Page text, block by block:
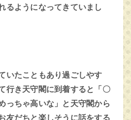
るようになってきていまし
いたこともあり過ごしやす
行き天守閣に到着すると「〇
っちゃ高いな」と天守閣から
友だちと楽しそうに話をする